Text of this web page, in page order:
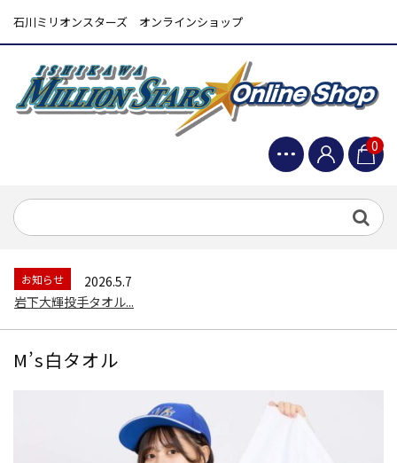
石川ミリオンスターズ オンラインショップ
0
お知らせ
2026.5.7
岩下大輝投手タオル...
M’s白タオル